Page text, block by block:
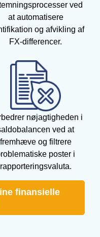
ved
at automatisere
og afvikling af
FX-differencer.
nøjagtigheden i
ved at
fremhæve og filtrere
poster i
rapporteringsvaluta.
finansielle